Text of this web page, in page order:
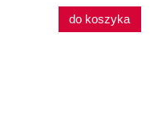
do koszyka